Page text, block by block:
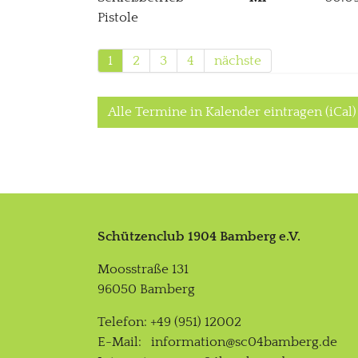
Pistole
1 2 3 4 nächste
Alle Termine in Kalender eintragen (iCal)
Schützenclub 1904 Bamberg e.V.
Moosstraße 131
96050 Bamberg
Telefon: +49 (951) 12002
E-Mail: information@sc04bamberg.de